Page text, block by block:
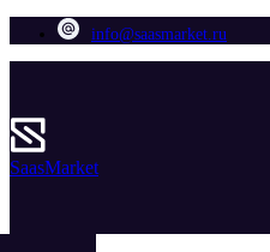
info@saasmarket.ru
SaasMarket